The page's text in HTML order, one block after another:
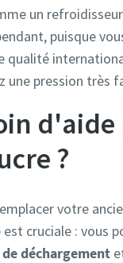
un
puisque
qualité
une pression très
?
votre
cruciale : vous
déchargement